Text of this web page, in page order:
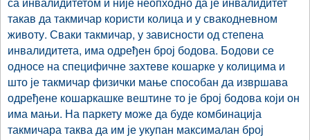
такав да такмичар користи колица и у свакодневном
животу. Сваки такмичар, у зависности од степена
инвалидитета, има одређен број бодова. Бодови се
односе на специфичне захтеве кошарке у колицима и
што је такмичар физички мање способан да извршава
одређене кошаркашке вештине то је број бодова који он
има мањи. На паркету може да буде комбинација
такмичара таква да им је укупан максималан број